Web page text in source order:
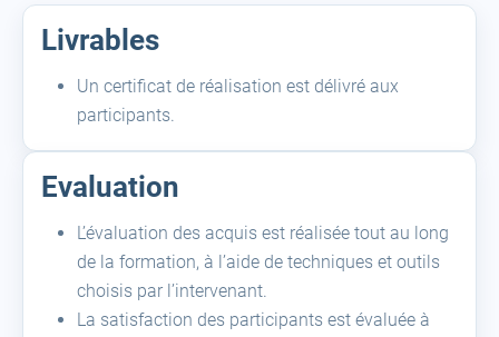
Livrables
Un certificat de réalisation est délivré aux
participants.
Evaluation
L’évaluation des acquis est réalisée tout au long
de la formation, à l’aide de techniques et outils
choisis par l’intervenant.
La satisfaction des participants est évaluée à